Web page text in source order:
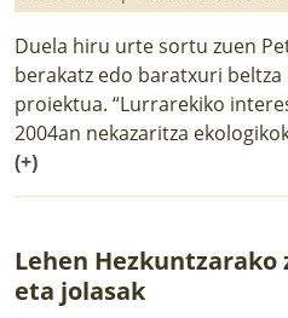
Duela hiru urte sortu zuen
berakatz edo baratxuri
proiektua. “Lurrarekiko
2004an nekazaritza
(+)
Lehen
eta jolasak